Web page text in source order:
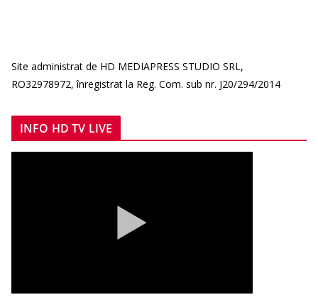
Site administrat de HD MEDIAPRESS STUDIO SRL,
RO32978972, înregistrat la Reg. Com. sub nr. J20/294/2014
INFO HD TV LIVE